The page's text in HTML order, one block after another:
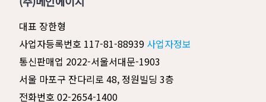
대표 장한형
사업자등록번호 117-81-88939 사업자정보
통신판매업 2022-서울서대문-1903
서울 마포구 잔다리로 48, 정원빌딩 3층
전화번호 02-2654-1400